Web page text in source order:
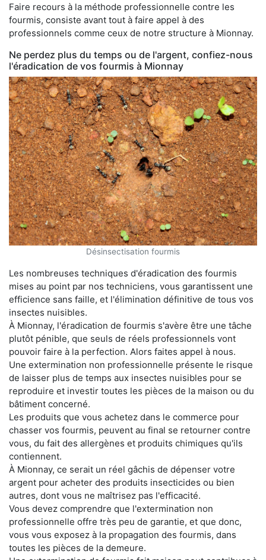
Faire recours à la méthode professionnelle contre les
fourmis, consiste avant tout à faire appel à des
professionnels comme ceux de notre structure à Mionnay.
Ne perdez plus du temps ou de l'argent, confiez-nous
l'éradication de vos fourmis à Mionnay
Désinsectisation fourmis
Les nombreuses techniques d'éradication des fourmis
mises au point par nos techniciens, vous garantissent une
efficience sans faille, et l'élimination définitive de tous vos
insectes nuisibles.
À Mionnay, l'éradication de fourmis s'avère être une tâche
plutôt pénible, que seuls de réels professionnels vont
pouvoir faire à la perfection. Alors faites appel à nous.
Une extermination non professionnelle présente le risque
de laisser plus de temps aux insectes nuisibles pour se
reproduire et investir toutes les pièces de la maison ou du
bâtiment concerné.
Les produits que vous achetez dans le commerce pour
chasser vos fourmis, peuvent au final se retourner contre
vous, du fait des allergènes et produits chimiques qu'ils
contiennent.
À Mionnay, ce serait un réel gâchis de dépenser votre
argent pour acheter des produits insecticides ou bien
autres, dont vous ne maîtrisez pas l'efficacité.
Vous devez comprendre que l'extermination non
professionnelle offre très peu de garantie, et que donc,
vous vous exposez à la propagation des fourmis, dans
toutes les pièces de la demeure.